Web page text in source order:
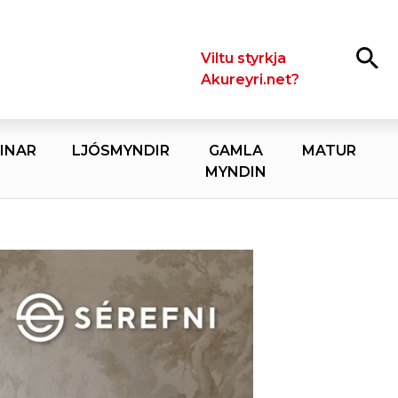
LeitaViltu styrkja
Akureyri.net?
LJÓSMYNDIR
GAMLA
MYNDIN
MATUR